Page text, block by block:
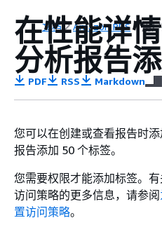
文档 Amazon RDS 用
在性能详
分析报告
PDF RSS Markdown
您可以在创建或查看报告时
报告添加 50 个标签。
您需要权限才能添加标签。
访问策略的更多信息，请参阅
置访问策略。